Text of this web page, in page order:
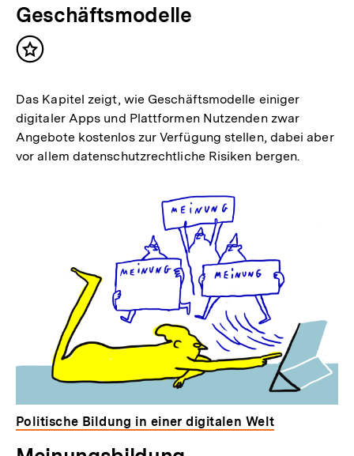
Geschäftsmodelle
Inhalt
Das Kapitel zeigt, wie Geschäftsmodelle einiger
digitaler Apps und Plattformen Nutzenden zwar
Angebote kostenlos zur Verfügung stellen, dabei aber
vor allem datenschutzrechtliche Risiken bergen.
Politische Bildung in einer digitalen Welt